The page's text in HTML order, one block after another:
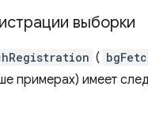
выборки
(
примерах) имеет